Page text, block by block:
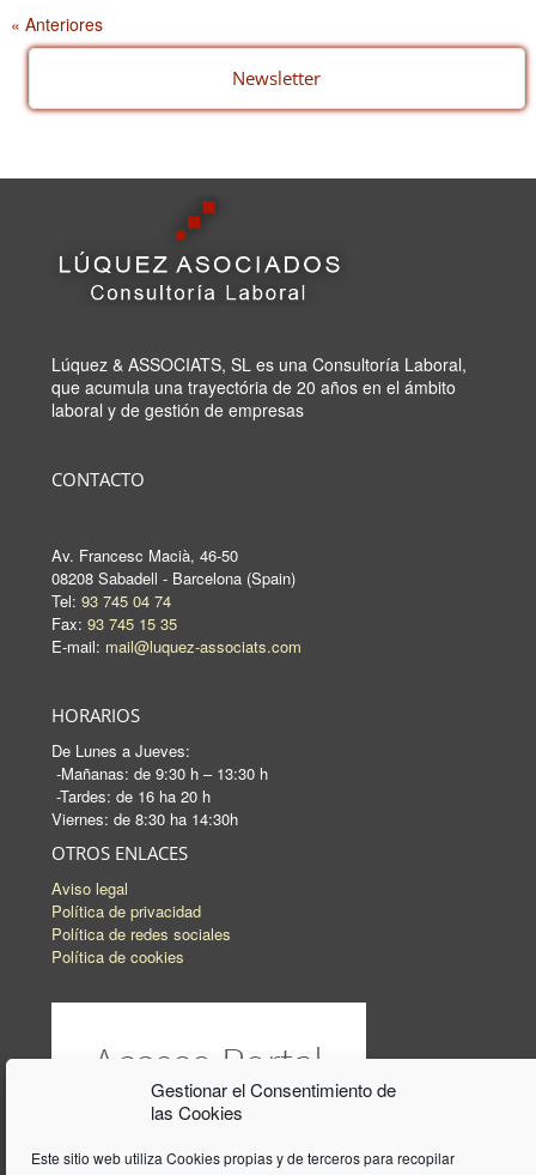
Gestionar el Consentimiento de
las Cookies
Este sitio web utiliza Cookies propias y de terceros para recopilar
« Anteriores
Newsletter
Lúquez & ASSOCIATS, SL es una Consultoría Laboral,
que acumula una trayectória de 20 años en el ámbito
laboral y de gestión de empresas
CONTACTO
Av. Francesc Macià, 46-50
08208 Sabadell - Barcelona (Spain)
Tel: 93 745 04 74
Fax: 93 745 15 35
E-mail: mail@luquez-associats.com
HORARIOS
De Lunes a Jueves:
-Mañanas: de 9:30 h – 13:30 h
-Tardes: de 16 ha 20 h
Viernes: de 8:30 ha 14:30h
OTROS ENLACES
Aviso legal
Política de privacidad
Política de redes sociales
Política de cookies